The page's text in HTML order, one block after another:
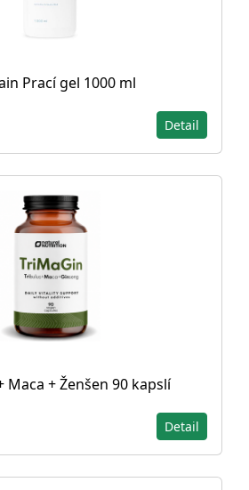
Prací gel 1000 ml
Detail
Maca + Ženšen 90 kapslí
Detail